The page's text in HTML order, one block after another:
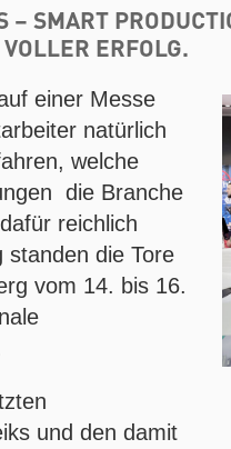
– SMART
ERFOLG.
einer Messe
natürlich
welche
die Branche
reichlich
standen die Tore
vom 14. bis 16.
und den damit